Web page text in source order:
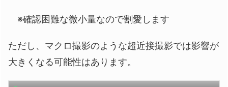
※確認困難な微小量なので割愛します
ただし、マクロ撮影のような超近接撮影では影響が
大きくなる可能性はあります。